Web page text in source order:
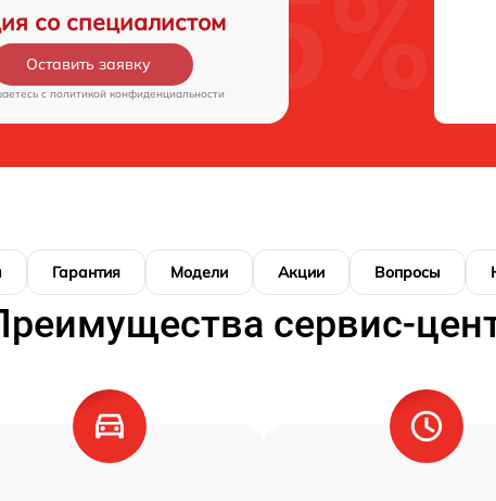
со специалистом
Оставить заявку
c политикой конфиденциальности
Гарантия Модели Акции Вопросы
сервис-